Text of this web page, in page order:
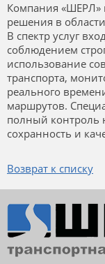
Компания «ШЕРЛ»
решения в
В спектр услуг
соблюдением
использование
транспорта,
реального
маршрутов.
полный контроль
сохранность и
Возврат к списку